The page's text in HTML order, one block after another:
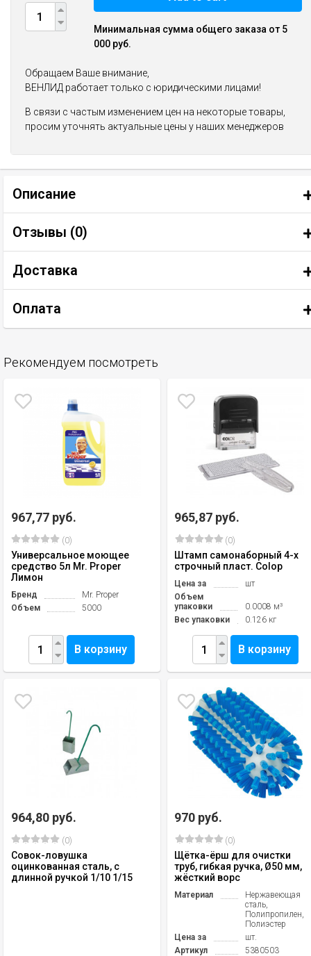
Минимальная сумма общего заказа от 5
000 руб.
Обращаем Ваше внимание,
ВЕНЛИД работает только с юридическими лицами!
В связи с частым изменением цен на некоторые товары,
просим уточнять актуальные цены у наших менеджеров
Описание
Отзывы (0)
Доставка
Оплата
Рекомендуем посмотреть
967,77 руб.
(0)
Универсальное моющее
средство 5л Mr. Proper
Лимон
Бренд
Mr. Proper
Объем
5000
В корзину
965,87 руб.
(0)
Штамп самонаборный 4-х
строчный пласт. Colop
Цена за
шт
Объем
упаковки
0.0008 м³
Вес упаковки
0.126 кг
В корзину
964,80 руб.
(0)
Совок-ловушка
оцинкованная сталь, с
длинной ручкой 1/10 1/15
970 руб.
(0)
Щётка-ёрш для очистки
труб, гибкая ручка, Ø50 мм,
жёсткий ворс
Материал
Нержавеющая
сталь,
Полипропилен,
Полиэстер
Цена за
шт.
Артикул
5380503